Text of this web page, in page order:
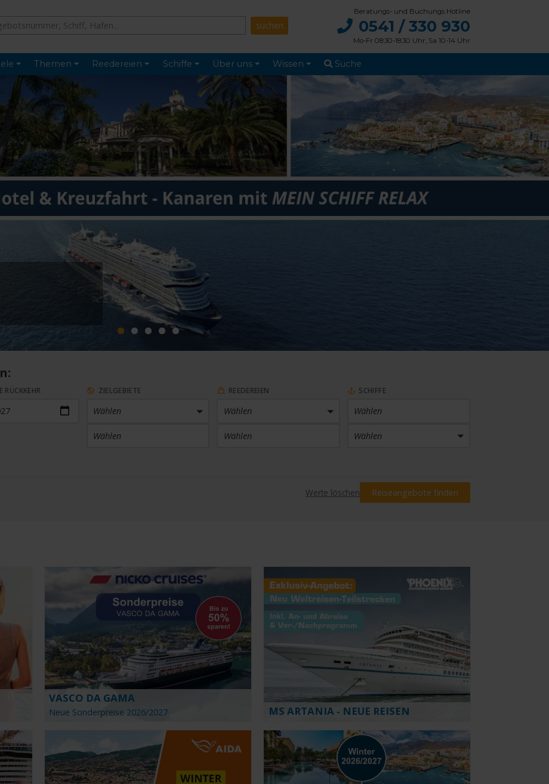
Beratungs- und Buchungs Hotline
0541 / 330 930
Mo-Fr 08:30-18:30 Uhr, Sa 10-14 Uhr
Themen Reedereien Schiffe Über uns Wissen Suche
RÜCKKEHR ZIELGEBIETE
Wählen
Wählen
REEDEREIEN
Wählen
Wählen
SCHIFFE
Wählen
Wählen
PREIS
Werte löschen Reiseangebote finden
VASCO DA GAMA
Neue Sonderpreise 2026/2027 MS ARTANIA - NEUE REISEN